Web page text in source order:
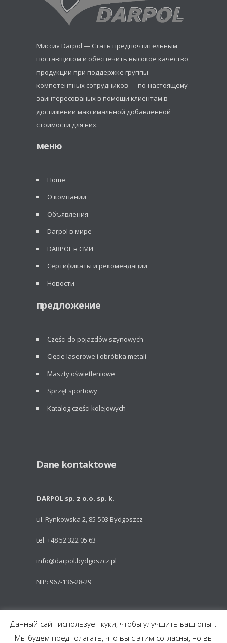
Миссия Darpol — Стать предпочтительным
поставщиком и обеспечить высокое качество
продукции при поддержке группы
компетентных сотрудников — по-настоящему
заинтересованых в помощи клиентам в
достижении максимальной добавленной
стоимости для них.
меню
Home
О компании
Объявления
Darpol в мире
DARPOL в СМИ
Сертификаты и рекомендации
Новости
предложение
Części do pojazdów szynowych
Cięcie laserowe i obróbka metali
Maszty oświetleniowe
Sprzęt sportowy
Katalog części kolejowych
Dane kontaktowe
DARPOL sp. z o.o. sp. k.
ul. Rynkowska 2, 85-503 Bydgoszcz
tel. +48 52 322 05 63
info@darpol.bydgoszcz.pl
NIP: 967-136-28-29
Powered by: Talem Technologies
Części do pojazdów szynowych
Данный сайт использует куки, чтобы улучшить ваш опыт.
Мы будем предполагать, что вы с этим согласны, но вы